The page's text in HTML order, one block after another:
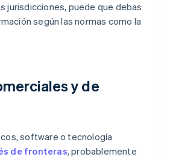
jurisdicciones, puede que debas
según las normas como la
y de
software o tecnología
de fronteras, probablemente